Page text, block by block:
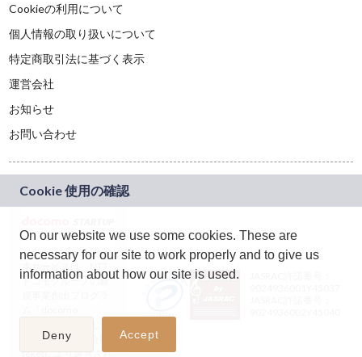
Cookieの利用について
個人情報の取り扱いについて
特定商取引法に基づく表示
運営会社
お知らせ
お問い合わせ
ドコモグループの新
企画され、株式会社
teketにより運営され
On our website we use some cookies. These are
necessary for our site to work properly and to give us
information about how our site is used.
Deny Accept